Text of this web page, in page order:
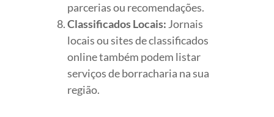
parcerias ou recomendações.
Classificados Locais: Jornais
locais ou sites de classificados
online também podem listar
serviços de borracharia na sua
região.